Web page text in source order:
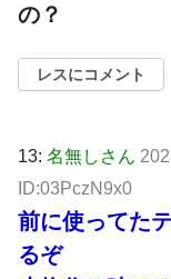
の？
レスにコメント
13: 名無しさん
ID:03PczN9x0
前に使ってた
るぞ